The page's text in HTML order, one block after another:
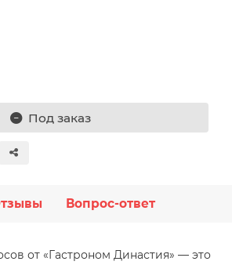
овощи
для детей
Под заказ
Вопрос-ответ
от «Гастроном Династия» — это